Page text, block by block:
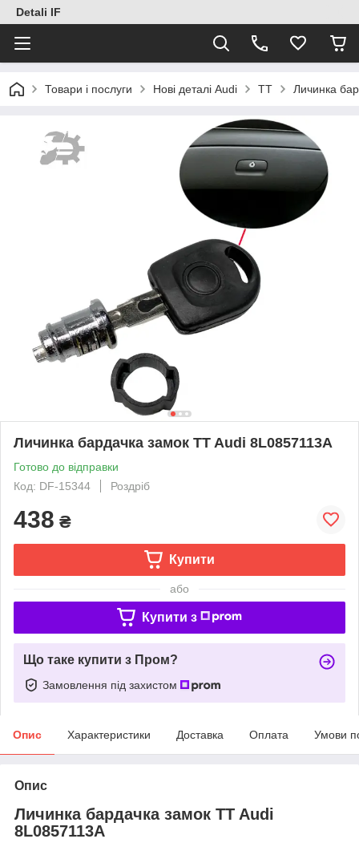
Detali IF
Товари і послуги Нові деталі Audi TT Личинка
Личинка бардачка замок TT Audi 8L0857113A
Готово до відправки
Код: DF-15344
Роздріб
438 ₴
Купити
або
Купити з
Що таке купити з Пром?
Замовлення під захистом
Опис Характеристики Доставка Оплата Умови
Опис
Личинка бардачка замок TT Audi
8L0857113A